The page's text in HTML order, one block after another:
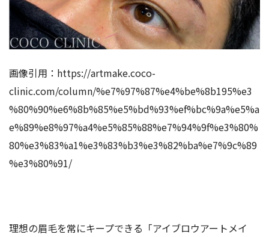
画像引用： https://artmake.coco-
clinic.com/column/%e7%97%87%e4%be%8b195%e3
%80%90%e6%8b%85%e5%bd%93%ef%bc%9a%e5%a
e%89%e8%97%a4%e5%85%88%e7%94%9f%e3%80%
80%e3%83%a1%e3%83%b3%e3%82%ba%e7%9c%89
%e3%80%91/
理想の眉毛を常にキープできる「アイブロウアートメイ